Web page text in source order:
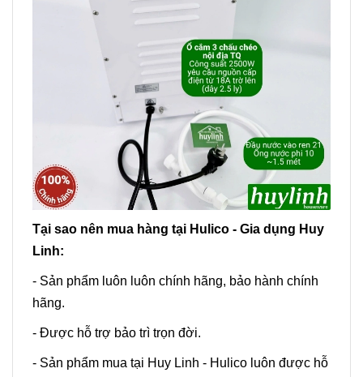
Tại sao nên mua hàng tại Hulico - Gia dụng Huy
Linh:
- Sản phẩm luôn luôn chính hãng, bảo hành chính
hãng.
- Được hỗ trợ bảo trì trọn đời.
- Sản phẩm mua tại Huy Linh - Hulico luôn được hỗ